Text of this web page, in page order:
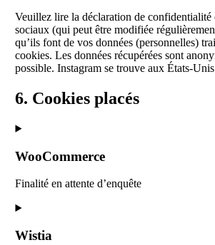
Veuillez lire la déclaration de confidentialité
sociaux (qui peut être modifiée
qu’ils font de vos données (personnelles)
cookies. Les données récupérées sont
possible. Instagram se trouve aux États-
6. Cookies placés
WooCommerce
Finalité en attente d’enquête
Consent
service
Wistia